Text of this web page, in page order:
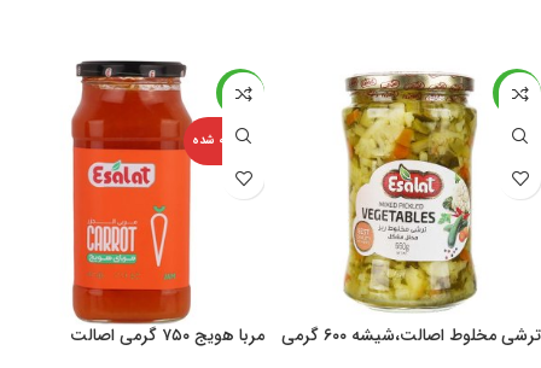
-28%
ترشی مخلوط اصالت،شیشه ۶۰۰ گرمی
-25%
فروخته شده
مربا هویج ۷۵۰ گرمی اصالت